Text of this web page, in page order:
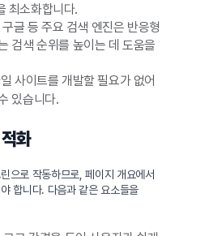
최소화합니다.
구글 등 주요 검색 엔진은 반응형
검색 순위를 높이는 데 도움을
사이트를 개발할 필요가 없어
있습니다.
화
으로 작동하므로, 페이지 개요에서
합니다. 다음과 같은 요소들을